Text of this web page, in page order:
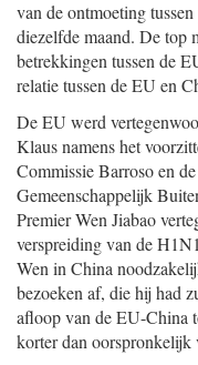
van de ontmoeting
diezelfde maand. De top
betrekkingen tussen de
relatie tussen de EU en
De EU werd
Klaus namens het
Commissie Barroso en
Gemeenschappelijk
Premier Wen Jiabao
verspreiding van de
Wen in China
bezoeken af, die hij had
afloop van de EU-China
korter dan oorspronkelijk